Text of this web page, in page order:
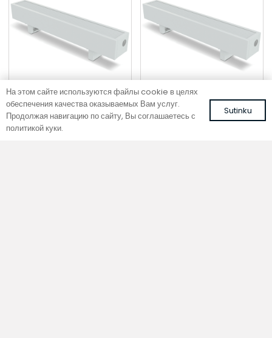
Напольный конвектор
На этом сайте используются файлы cookie в целях
обеспечения качества оказываемых Вам услуг.
Продолжая навигацию по сайту, Вы соглашаетесь с
политикой куки.
Sutinku